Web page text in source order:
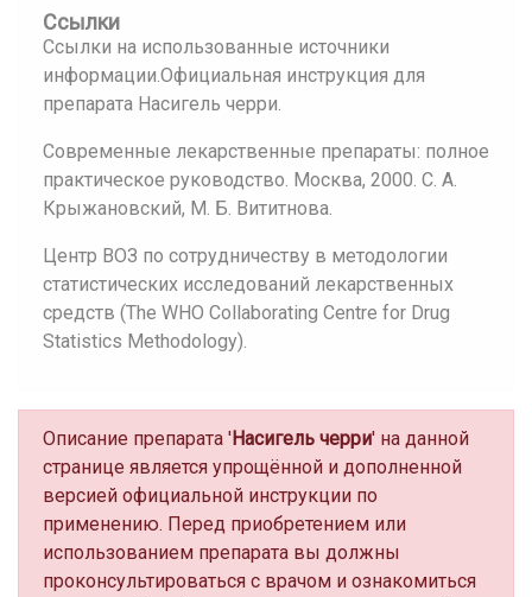
Ссылки
Ссылки на использованные источники
информации.Официальная инструкция для
препарата Насигель черри.
Современные лекарственные препараты: полное
практическое руководство. Москва, 2000. С. А.
Крыжановский, М. Б. Вититнова.
Центр ВОЗ по сотрудничеству в методологии
статистических исследований лекарственных
средств (The WHO Collaborating Centre for Drug
Statistics Methodology).
Описание препарата 'Насигель черри' на данной
странице является упрощённой и дополненной
версией официальной инструкции по
применению. Перед приобретением или
использованием препарата вы должны
проконсультироваться с врачом и ознакомиться